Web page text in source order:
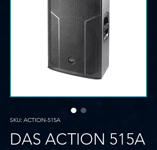
SKU: ACTION-515A
DAS ACTION 515A